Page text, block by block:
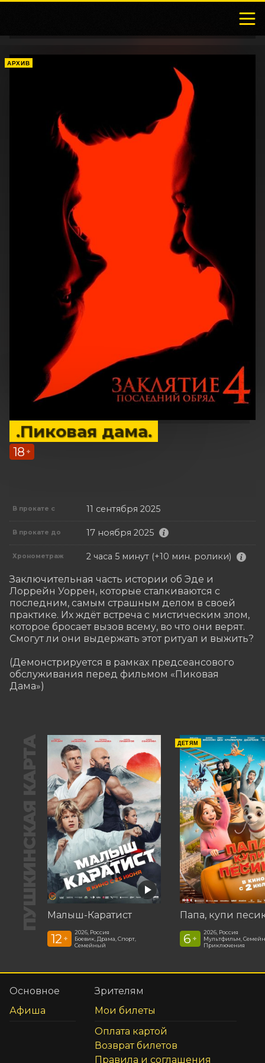
АРХИВ
.Пиковая дама.
18 +
В прокате с 11 сентября 2025
В прокате до 17 ноября 2025
Хронометраж 2 часа 5 минут (+10 мин. ролики)
Заключительная часть истории об Эде и
Лоррейн Уоррен, которые сталкиваются с
последним, самым страшным делом в своей
практике. Их ждёт встреча с мистическим злом,
которое бросает вызов всему, во что они верят.
Смогут ли они выдержать этот ритуал и выжить?
(Демонстрируется в рамках предсеансового
обслуживания перед фильмом «Пиковая
Дама»)
ПУШКИНСКАЯ КАРТА Малыш-Каратист
12 +
2026, Россия
Боевик, Драма, Спорт,
Семейный
ДЕТЯМ
Папа, купи
6 +
2026, Россия
Мультфильм,
Приключения
Основное
Афиша
Зрителям
Мои билеты
Оплата картой
Возврат билетов
Правила и соглашения